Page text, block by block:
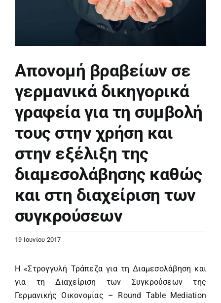
Απονομή βραβείων σε
γερμανικά δικηγορικά
γραφεία για τη συμβολή
τους στην χρήση και
στην εξέλιξη της
διαμεσολάβησης καθώς
και στη διαχείριση των
συγκρούσεων
19 Ιουνίου 2017
Η «Στρογγυλή Τράπεζα για τη Διαμεσολάβηση και
για τη Διαχείριση των Συγκρούσεων της
Γερμανικής Οικονομίας – Round Table Mediation